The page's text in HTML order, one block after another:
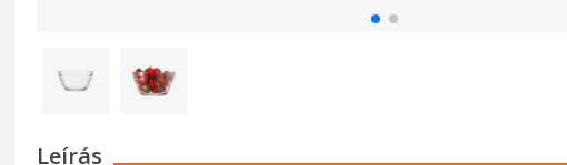
Leírás